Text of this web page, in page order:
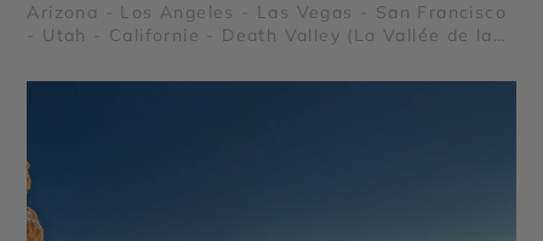
Arizona - Los Angeles - Las Vegas - San Francisco
- Utah - Californie - Death Valley (La Vallée de la
Canyon - Alcatraz - Parcs nationaux de Sequoia et